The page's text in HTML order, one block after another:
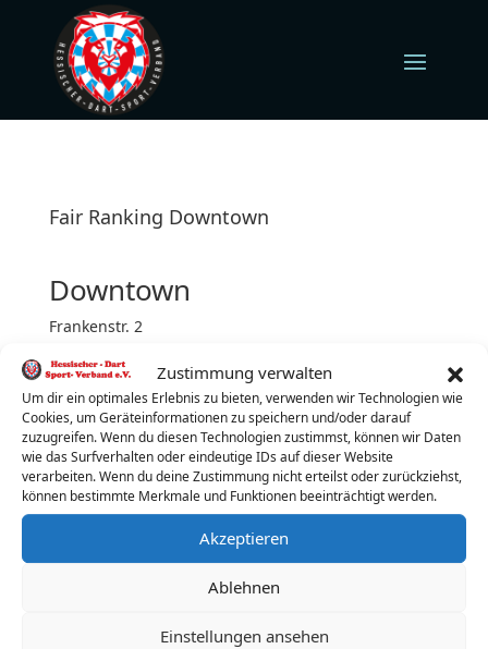
Zustimmung verwalten
Um dir ein optimales Erlebnis zu bieten, verwenden wir Technologien wie
Cookies, um Geräteinformationen zu speichern und/oder darauf
zuzugreifen. Wenn du diesen Technologien zustimmst, können wir Daten
wie das Surfverhalten oder eindeutige IDs auf dieser Website
verarbeiten. Wenn du deine Zustimmung nicht erteilst oder zurückziehst,
können bestimmte Merkmale und Funktionen beeinträchtigt werden.
Akzeptieren
Ablehnen
Einstellungen ansehen
Fair Ranking Downtown
Downtown
Frankenstr. 2
Mittwoch (jeden)
Turnierbeginn: 19:00 Uhr
Turnierleiter:Tobias Wenzel
Telefon:017624341635
E-Mail: 231184@netterchef.de